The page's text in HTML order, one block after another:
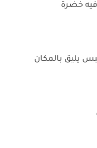
فيه خضرة
يليق بالمكان